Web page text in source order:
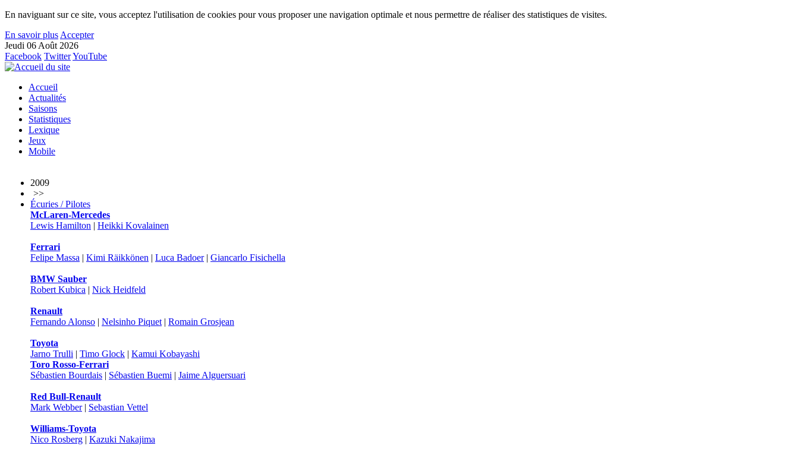
En naviguant sur ce site, vous acceptez l'utilisation de cookies pour vous proposer une navigation optimale et nous permettre de réaliser des statistiques de visites.
En savoir plus Accepter
Jeudi 06 Août 2026
Facebook TwitterYouTube
Accueil
Actualités
Saisons
Statistiques
Lexique
Jeux
Mobile
2009
>>
Écuries / Pilotes
McLaren-Mercedes
Lewis Hamilton | Heikki Kovalainen
Ferrari
Felipe Massa | Kimi Räikkönen | Luca Badoer| Giancarlo Fisichella
BMW Sauber
Robert Kubica | Nick Heidfeld
Renault
Fernando Alonso | Nelsinho Piquet | Romain Grosjean
Toyota
Jarno Trulli | Timo Glock | Kamui Kobayashi
Toro Rosso-Ferrari
Sébastien Bourdais | Sébastien Buemi | Jaime Alguersuari
Red Bull-Renault
Mark Webber| Sebastian Vettel
Williams-Toyota
Nico Rosberg | Kazuki Nakajima